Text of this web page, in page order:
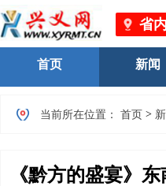
省内
南州文物局）关于进一
首页 新闻
当前所在位置： 首页 >
《黔方的盛宴》